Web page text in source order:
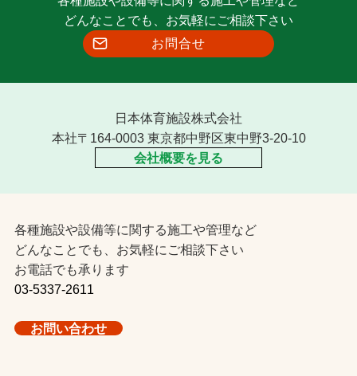
どんなことでも、お気軽にご相談下さい
お問合せ
日本体育施設株式会社
本社〒164-0003 東京都中野区東中野3-20-10
会社概要を見る
各種施設や設備等に関する施工や管理など
どんなことでも、お気軽にご相談下さい
お電話でも承ります
03-5337-2611
お問い合わせ